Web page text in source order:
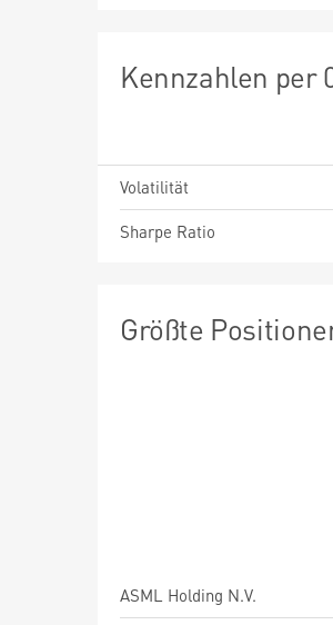
Kennzahlen per
Volatilität
Sharpe Ratio
Größte
ASML Holding N.V.